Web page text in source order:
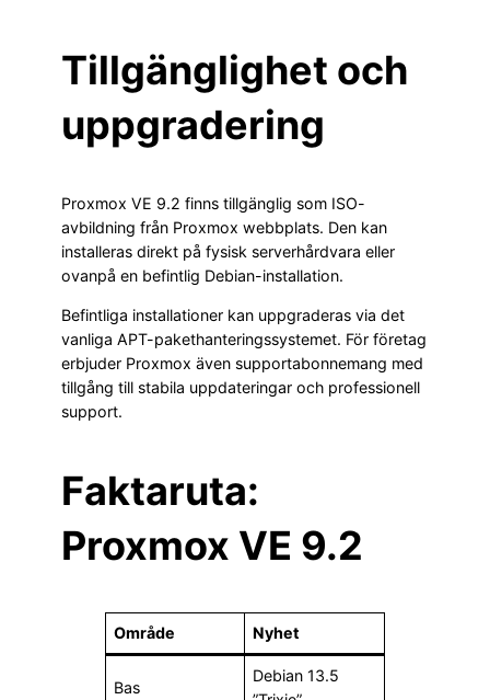
Tillgänglighet och
uppgradering
Proxmox VE 9.2 finns tillgänglig som ISO-
avbildning från Proxmox webbplats. Den kan
installeras direkt på fysisk serverhårdvara eller
ovanpå en befintlig Debian-installation.
Befintliga installationer kan uppgraderas via det
vanliga APT-pakethanteringssystemet. För företag
erbjuder Proxmox även supportabonnemang med
tillgång till stabila uppdateringar och professionell
support.
Faktaruta:
Proxmox VE 9.2
Område Nyhet
Bas
Debian 13.5